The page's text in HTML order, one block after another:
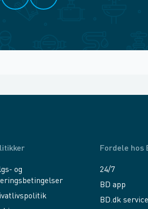
og
Fordele hos
24/7
BD app
BD.dk